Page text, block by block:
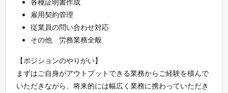
雇用契約管理
従業員の問い合わせ対応
その他 労務業務全般
【ポジションのやりがい】
まずはご自身がアウトプットできる業務からご経験を積んで
いただきながら、将来的には幅広く業務に携わっていただき